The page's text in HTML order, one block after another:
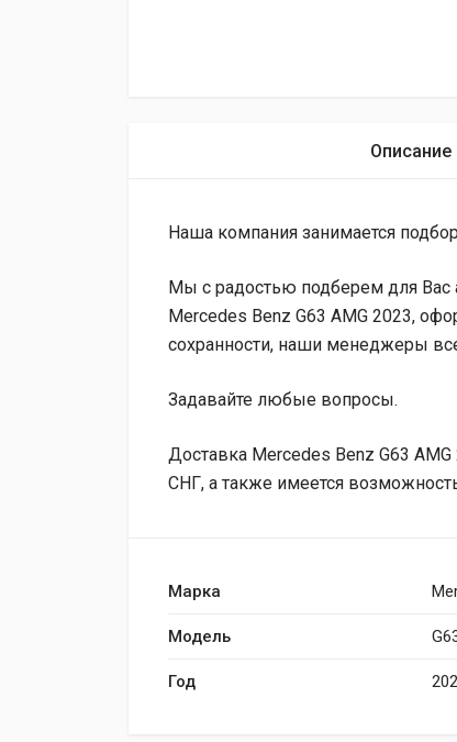
Описание
Наша компания занимается
Мы с радостью подберем для Вас
Mercedes Benz G63 AMG 2023,
сохранности, наши менеджеры
Задавайте любые вопросы.
Доставка Mercedes Benz G63
СНГ, а также имеется
Марка
Модель
Год